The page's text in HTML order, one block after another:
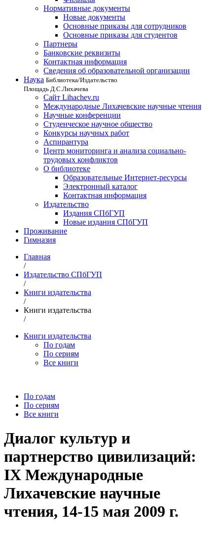
Нормативные документы
Новые документы
Основные приказы для сотрудников
Основные приказы для студентов
Партнеры
Банковские реквизиты
Контактная информация
Сведения об образовательной организации
Наука Библиотека/Издательство
Площадь Д.С.Лихачева
Сайт Lihachev.ru
Международные Лихачевские научные чтения
Научные конференции
Студенческое научное общество
Конкурсы научных работ
Аспирантура
Центр мониторинга и анализа социально-
трудовых конфликтов
О библиотеке
Образовательные Интернет-ресурсы
Электронный каталог
Контактная информация
Издательство
Издания СПбГУП
Новые издания СПбГУП
Проживание
Гимназия
Главная
/
Издательство СПбГУП
/
Книги издательства
/
Книги издательства
/
Книги издательства
По годам
По сериям
Все книги
По годам
По сериям
Все книги
Диалог культур и
партнерство цивилизаций:
IX Международные
Лихачевские научные
чтения, 14-15 мая 2009 г.